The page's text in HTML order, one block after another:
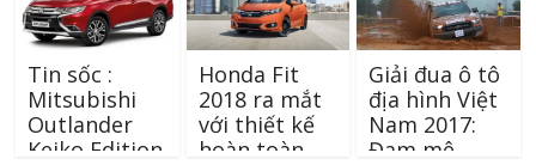
Tin sốc :
Mitsubishi
Outlander
Keiko Edition
Honda Fit
2018 ra mắt
với thiết kế
hoàn toàn
Giải đua ô tô
địa hình Việt
Nam 2017:
Đam mê